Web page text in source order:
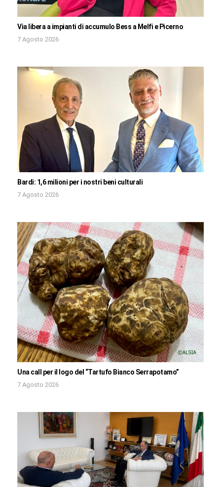
Via libera a impianti di accumulo Bess a Melfi e Picerno
7 Agosto 2026
Bardi: 1,6 milioni per i nostri beni culturali
7 Agosto 2026
Una call per il logo del “Tartufo Bianco Serrapotamo”
7 Agosto 2026